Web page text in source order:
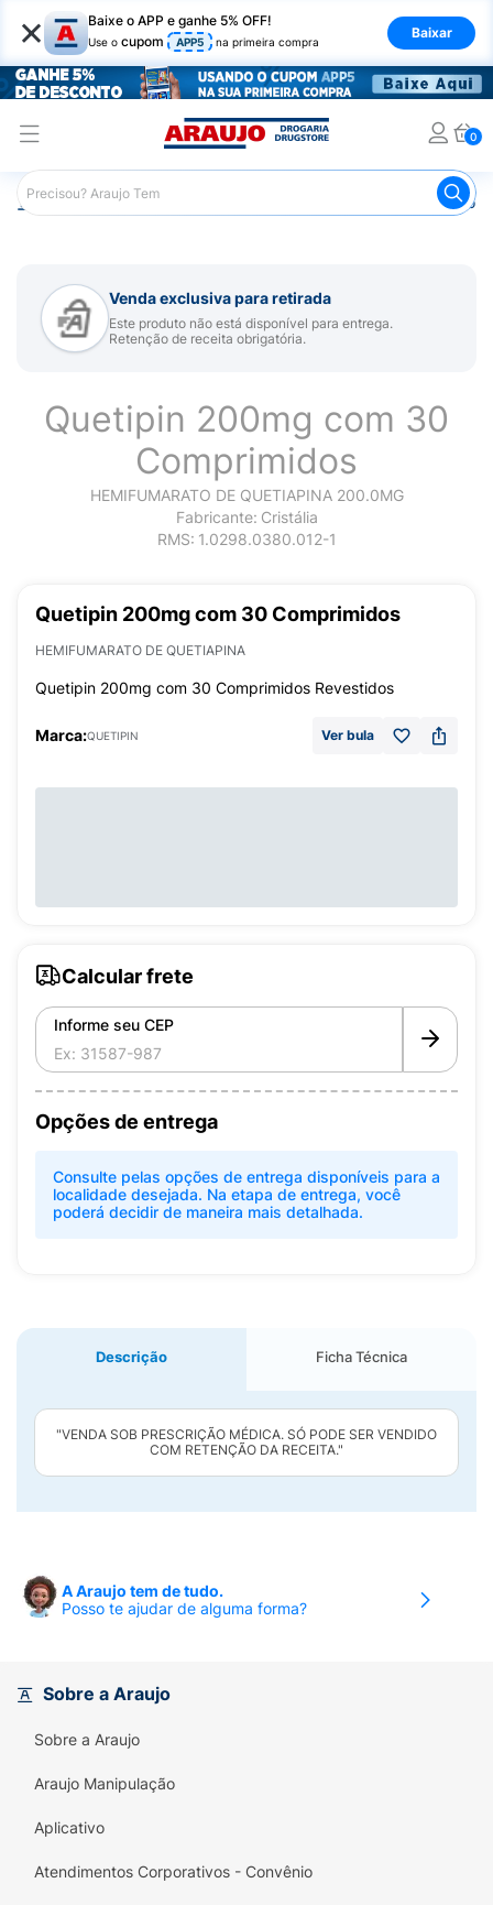
× Baixe o APP e ganhe 5% OFF!
Use o cupom APP5 na primeira compra
Baixar
0
Araujo Medicamentos Remédio para Sistema Nervoso
Venda exclusiva para retirada
Este produto não está disponível para entrega.
Retenção de receita obrigatória.
Quetipin 200mg com 30
Comprimidos
HEMIFUMARATO DE QUETIAPINA 200.0MG
Fabricante: Cristália
RMS: 1.0298.0380.012-1
Quetipin 200mg com 30 Comprimidos
HEMIFUMARATO DE QUETIAPINA
Quetipin 200mg com 30 Comprimidos Revestidos
Marca:QUETIPIN Ver bula
Calcular frete
Informe seu CEP
Opções de entrega
Consulte pelas opções de entrega disponíveis para a
localidade desejada. Na etapa de entrega, você
poderá decidir de maneira mais detalhada.
Descrição Ficha Técnica
"VENDA SOB PRESCRIÇÃO MÉDICA. SÓ PODE SER VENDIDO
COM RETENÇÃO DA RECEITA."
A Araujo tem de tudo.
Posso te ajudar de alguma forma?
Sobre a Araujo
Sobre a Araujo
Araujo Manipulação
Aplicativo
Atendimentos Corporativos - Convênio